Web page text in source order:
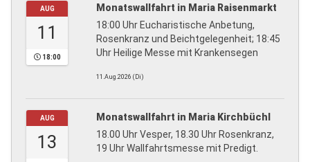
AUG
11
18:00
Monatswallfahrt in Maria Raisenmarkt
18:00 Uhr Eucharistische Anbetung,
Rosenkranz und Beichtgelegenheit; 18:45
Uhr Heilige Messe mit Krankensegen
11.Aug.2026 (Di)
AUG
13
Monatswallfahrt in Maria Kirchbüchl
18.00 Uhr Vesper, 18.30 Uhr Rosenkranz,
19 Uhr Wallfahrtsmesse mit Predigt.